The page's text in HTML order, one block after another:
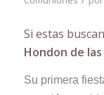
Si estas
Hondon de
Su primera